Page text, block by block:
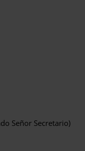
Señor Secretario)